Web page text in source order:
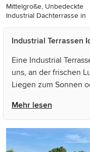
Mittelgroße, Unbedeckte
Industrial Dachterrasse in
Mittelgroße,
Industrial Dachterrasse
Industrial Terrassen
Eine Industrial
uns, an der frischen
Liegen zum Sonnen
vielfältig wie die
Entdecken Sie auf
Terrassengestaltung
Bodenbelag für die
Mehr lesen